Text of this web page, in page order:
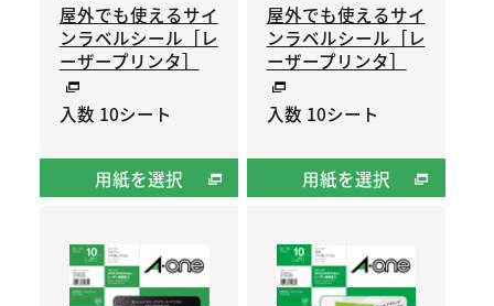
屋外でも使えるサイ
ンラベルシール［レ
ーザープリンタ］
入数 10シート
用紙を選択
屋外でも使えるサイ
ンラベルシール［レ
ーザープリンタ］
入数 10シート
用紙を選択